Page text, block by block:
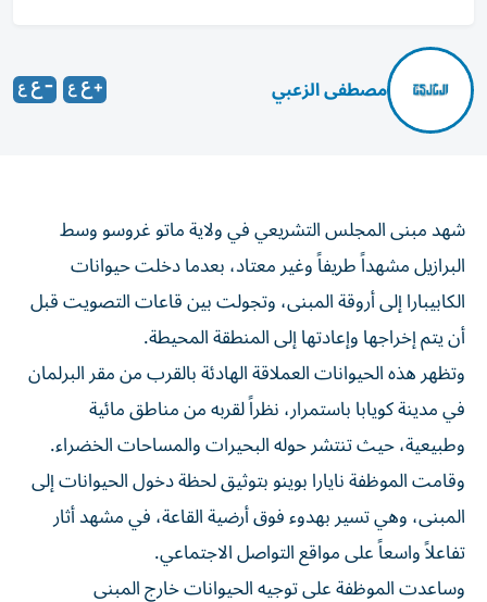
مصطفى الزعبي
شهد مبنى المجلس التشريعي في ولاية ماتو غروسو وسط
البرازيل مشهداً طريفاً وغير معتاد، بعدما دخلت حيوانات
الكابيبارا إلى أروقة المبنى، وتجولت بين قاعات التصويت قبل
أن يتم إخراجها وإعادتها إلى المنطقة المحيطة.
وتظهر هذه الحيوانات العملاقة الهادئة بالقرب من مقر البرلمان
في مدينة كويابا باستمرار، نظراً لقربه من مناطق مائية
وطبيعية، حيث تنتشر حوله البحيرات والمساحات الخضراء.
وقامت الموظفة نايارا بوينو بتوثيق لحظة دخول الحيوانات إلى
المبنى، وهي تسير بهدوء فوق أرضية القاعة، في مشهد أثار
تفاعلاً واسعاً على مواقع التواصل الاجتماعي.
وساعدت الموظفة على توجيه الحيوانات خارج المبنى